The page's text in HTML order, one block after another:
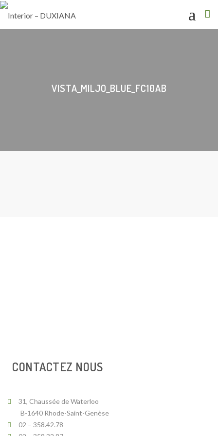
VISTA_MILJO_BLUE_FC10AB
CONTACTEZ NOUS
31, Chaussée de Waterloo
B-1640 Rhode-Saint-Genèse
02 – 358.42.78